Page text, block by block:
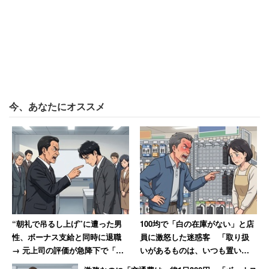
今、あなたにオススメ
“朝礼で吊るし上げ”に遭った男
性、ボーナス支給と同時に退職
→ 元上司の評価が急降下で「ザ
マアミロと思いました」
100均で「白の在庫がない」と店
員に激怒した迷惑客 「取り扱
いがあるものは、いつも置いと
け」と主張 → 後日「近所で有名